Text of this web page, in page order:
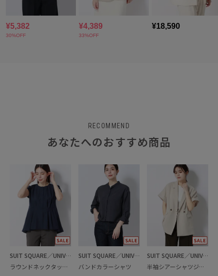
RECOMMEND
あなたへのおすすめ商品
SUIT SQUARE／UNIVERSAL LANGUAGE／WHITE
ラウンドネックタックブラウス
SUIT SQUARE／UNIVERSAL LANGUAGE／WHITE
バンドカラーシャツ
SUIT SQUARE／UNIVERSAL LANGUAGE／WHITE
半袖シアーシャツジャケット